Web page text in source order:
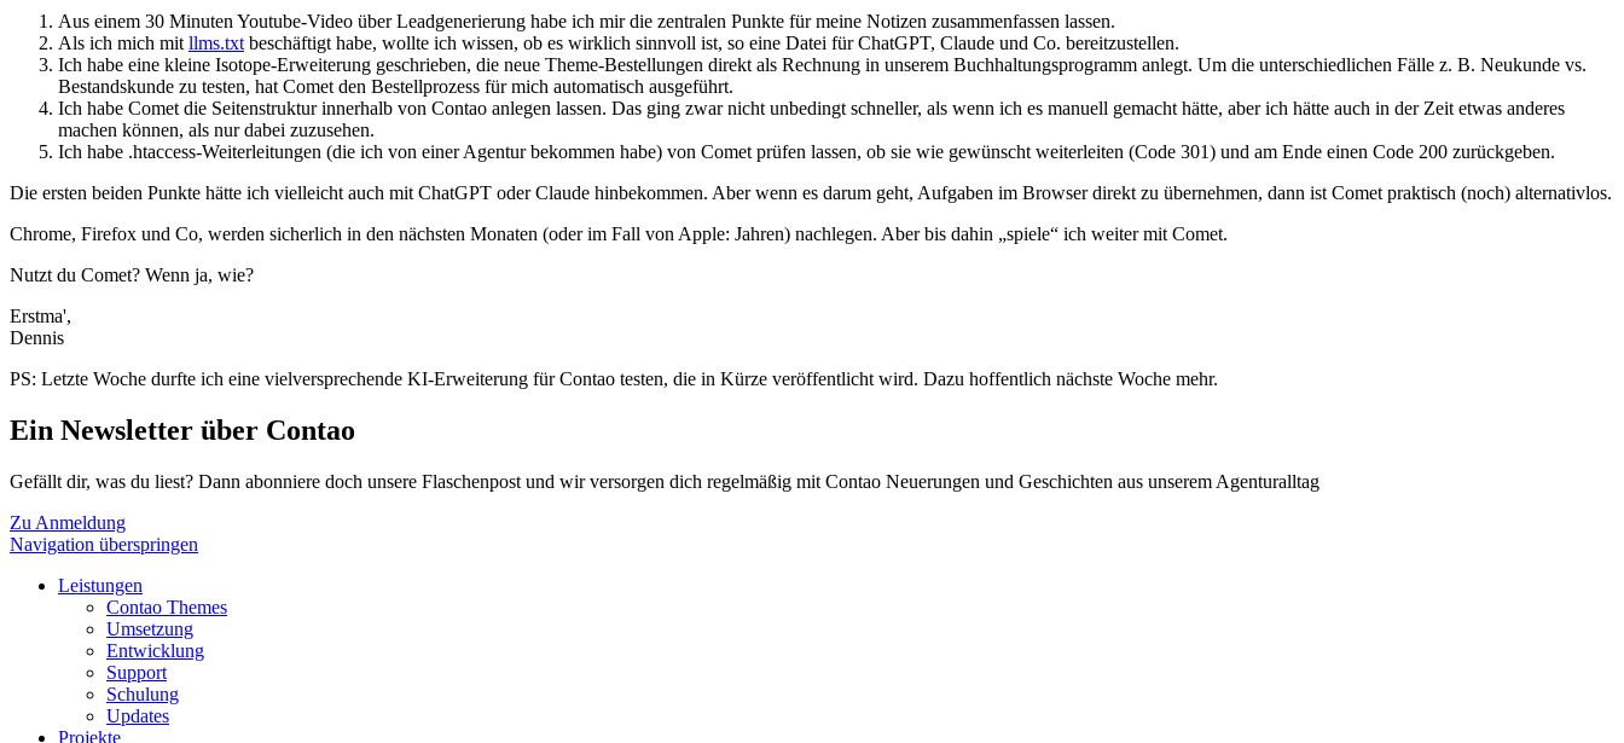
Aus einem 30 Minuten Youtube-Video über Leadgenerierung habe ich mir die zentralen Punkte für meine Notizen zusammenfassen lassen.
Als ich mich mit llms.txt beschäftigt habe, wollte ich wissen, ob es wirklich sinnvoll ist, so eine Datei für ChatGPT, Claude und Co. bereitzustellen.
Ich habe eine kleine Isotope-Erweiterung geschrieben, die neue Theme-Bestellungen direkt als Rechnung in unserem Buchhaltungsprogramm anlegt. Um die unterschiedlichen Fälle z. B. Neukunde vs.
Bestandskunde zu testen, hat Comet den Bestellprozess für mich automatisch ausgeführt.
Ich habe Comet die Seitenstruktur innerhalb von Contao anlegen lassen. Das ging zwar nicht unbedingt schneller, als wenn ich es manuell gemacht hätte, aber ich hätte auch in der Zeit etwas anderes
machen können, als nur dabei zuzusehen.
Ich habe .htaccess-Weiterleitungen (die ich von einer Agentur bekommen habe) von Comet prüfen lassen, ob sie wie gewünscht weiterleiten (Code 301) und am Ende einen Code 200 zurückgeben.
Die ersten beiden Punkte hätte ich vielleicht auch mit ChatGPT oder Claude hinbekommen. Aber wenn es darum geht, Aufgaben im Browser direkt zu übernehmen, dann ist Comet praktisch (noch) alternativlos.
Chrome, Firefox und Co, werden sicherlich in den nächsten Monaten (oder im Fall von Apple: Jahren) nachlegen. Aber bis dahin „spiele“ ich weiter mit Comet.
Nutzt du Comet? Wenn ja, wie?
Erstma',
Dennis
PS: Letzte Woche durfte ich eine vielversprechende KI-Erweiterung für Contao testen, die in Kürze veröffentlicht wird. Dazu hoffentlich nächste Woche mehr.
Ein Newsletter über Contao
Gefällt dir, was du liest? Dann abonniere doch unsere Flaschenpost und wir versorgen dich regelmäßig mit Contao Neuerungen und Geschichten aus unserem Agenturalltag
Zu Anmeldung
Navigation überspringen
Leistungen
Contao Themes
Umsetzung
Entwicklung
Support
Schulung
Updates
Projekte